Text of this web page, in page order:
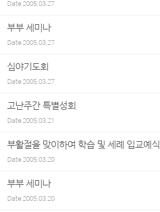
Date2005.03.27
부부 세미나
Date2005.03.27
심야기도회
Date2005.03.27
고난주간 특별성회
Date2005.03.21
부활절을 맞이하여 학습 및 세례 입교예식
Date2005.03.20
부부 세미나
Date2005.03.20